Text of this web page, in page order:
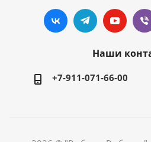
Наши
+7-911-071-66-00